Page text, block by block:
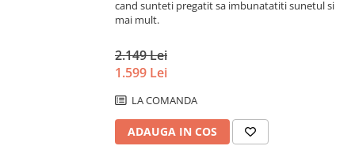
cand sunteti pregatit sa imbunatatiti sunetul si
mai mult.
2.149 Lei
1.599 Lei
LA COMANDA
ADAUGA IN COS